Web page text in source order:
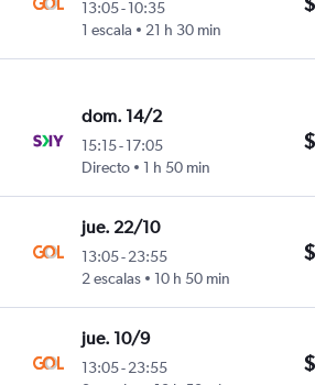
13:05-10:35
1 escala
21 h 30 min
dom. 14/2
15:15-17:05
Directo
1 h 50 min
jue. 22/10
13:05-23:55
2 escalas
10 h 50 min
jue. 10/9
13:05-23:55